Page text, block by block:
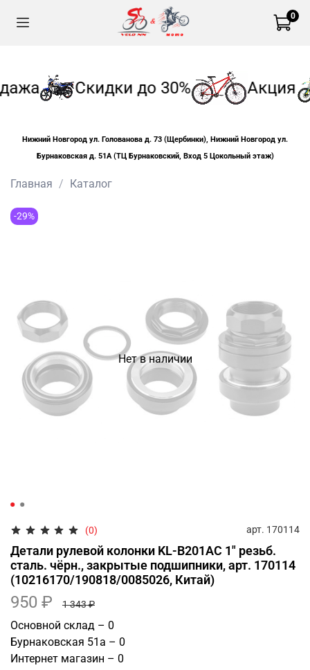
0
Скидки до 30% Акция
Нижний Новгород ул. Голованова д. 73 (Щербинки), Нижний Новгород ул.
Бурнаковская д. 51А (ТЦ Бурнаковский, Вход 5 Цокольный этаж)
Главная Каталог
Нет в наличии
-29%
(0) арт. 170114
Детали рулевой колонки KL-B201AC 1" резьб.
сталь. чёрн., закрытые подшипники, арт. 170114
(10216170/190818/0085026, Китай)
950 ₽ 1 343 ₽
Основной склад – 0
Бурнаковская 51а – 0
Интернет магазин – 0